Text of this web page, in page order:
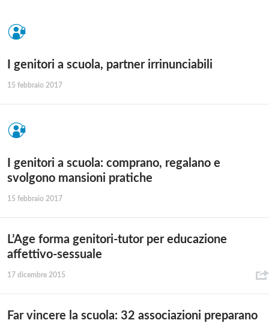
I genitori a scuola, partner irrinunciabili
15 febbraio 2017
I genitori a scuola: comprano, regalano e
svolgono mansioni pratiche
15 febbraio 2017
L’Age forma genitori-tutor per educazione
affettivo-sessuale
17 dicembre 2015
Far vincere la scuola: 32 associazioni preparano